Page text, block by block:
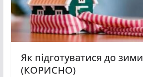
Як підготуватися до
(КОРИСНО)